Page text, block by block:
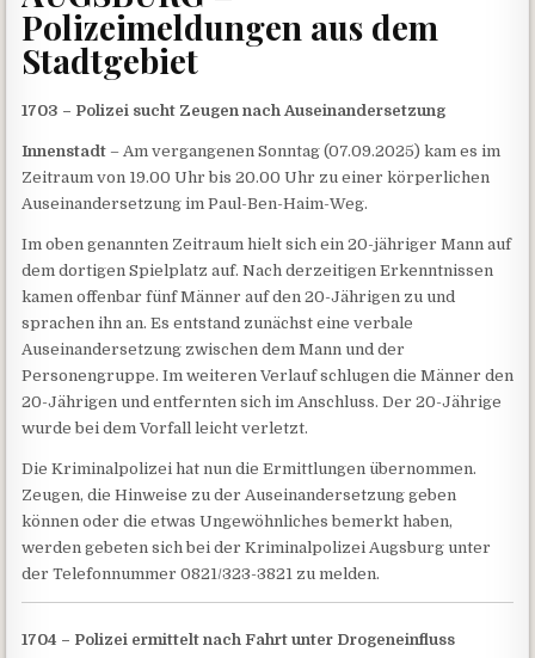
Polizeimeldungen aus dem
Stadtgebiet
1703 – Polizei sucht Zeugen nach Auseinandersetzung
Innenstadt – Am vergangenen Sonntag (07.09.2025) kam es im
Zeitraum von 19.00 Uhr bis 20.00 Uhr zu einer körperlichen
Auseinandersetzung im Paul-Ben-Haim-Weg.
Im oben genannten Zeitraum hielt sich ein 20-jähriger Mann auf
dem dortigen Spielplatz auf. Nach derzeitigen Erkenntnissen
kamen offenbar fünf Männer auf den 20-Jährigen zu und
sprachen ihn an. Es entstand zunächst eine verbale
Auseinandersetzung zwischen dem Mann und der
Personengruppe. Im weiteren Verlauf schlugen die Männer den
20-Jährigen und entfernten sich im Anschluss. Der 20-Jährige
wurde bei dem Vorfall leicht verletzt.
Die Kriminalpolizei hat nun die Ermittlungen übernommen.
Zeugen, die Hinweise zu der Auseinandersetzung geben
können oder die etwas Ungewöhnliches bemerkt haben,
werden gebeten sich bei der Kriminalpolizei Augsburg unter
der Telefonnummer 0821/323-3821 zu melden.
1704 – Polizei ermittelt nach Fahrt unter Drogeneinfluss